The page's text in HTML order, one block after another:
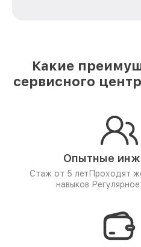
Какие
сервисного
Опытные
Стаж от 5 лет Проходят
навыков